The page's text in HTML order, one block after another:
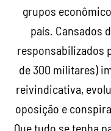
grupos
país. Cansados
responsabilizados
de 300 militares)
reivindicativa,
oposição e
Que tudo se tenha